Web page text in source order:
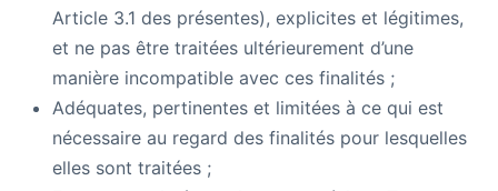
Article 3.1 des présentes), explicites et légitimes,
et ne pas être traitées ultérieurement d’une
manière incompatible avec ces finalités ;
Adéquates, pertinentes et limitées à ce qui est
nécessaire au regard des finalités pour lesquelles
elles sont traitées ;